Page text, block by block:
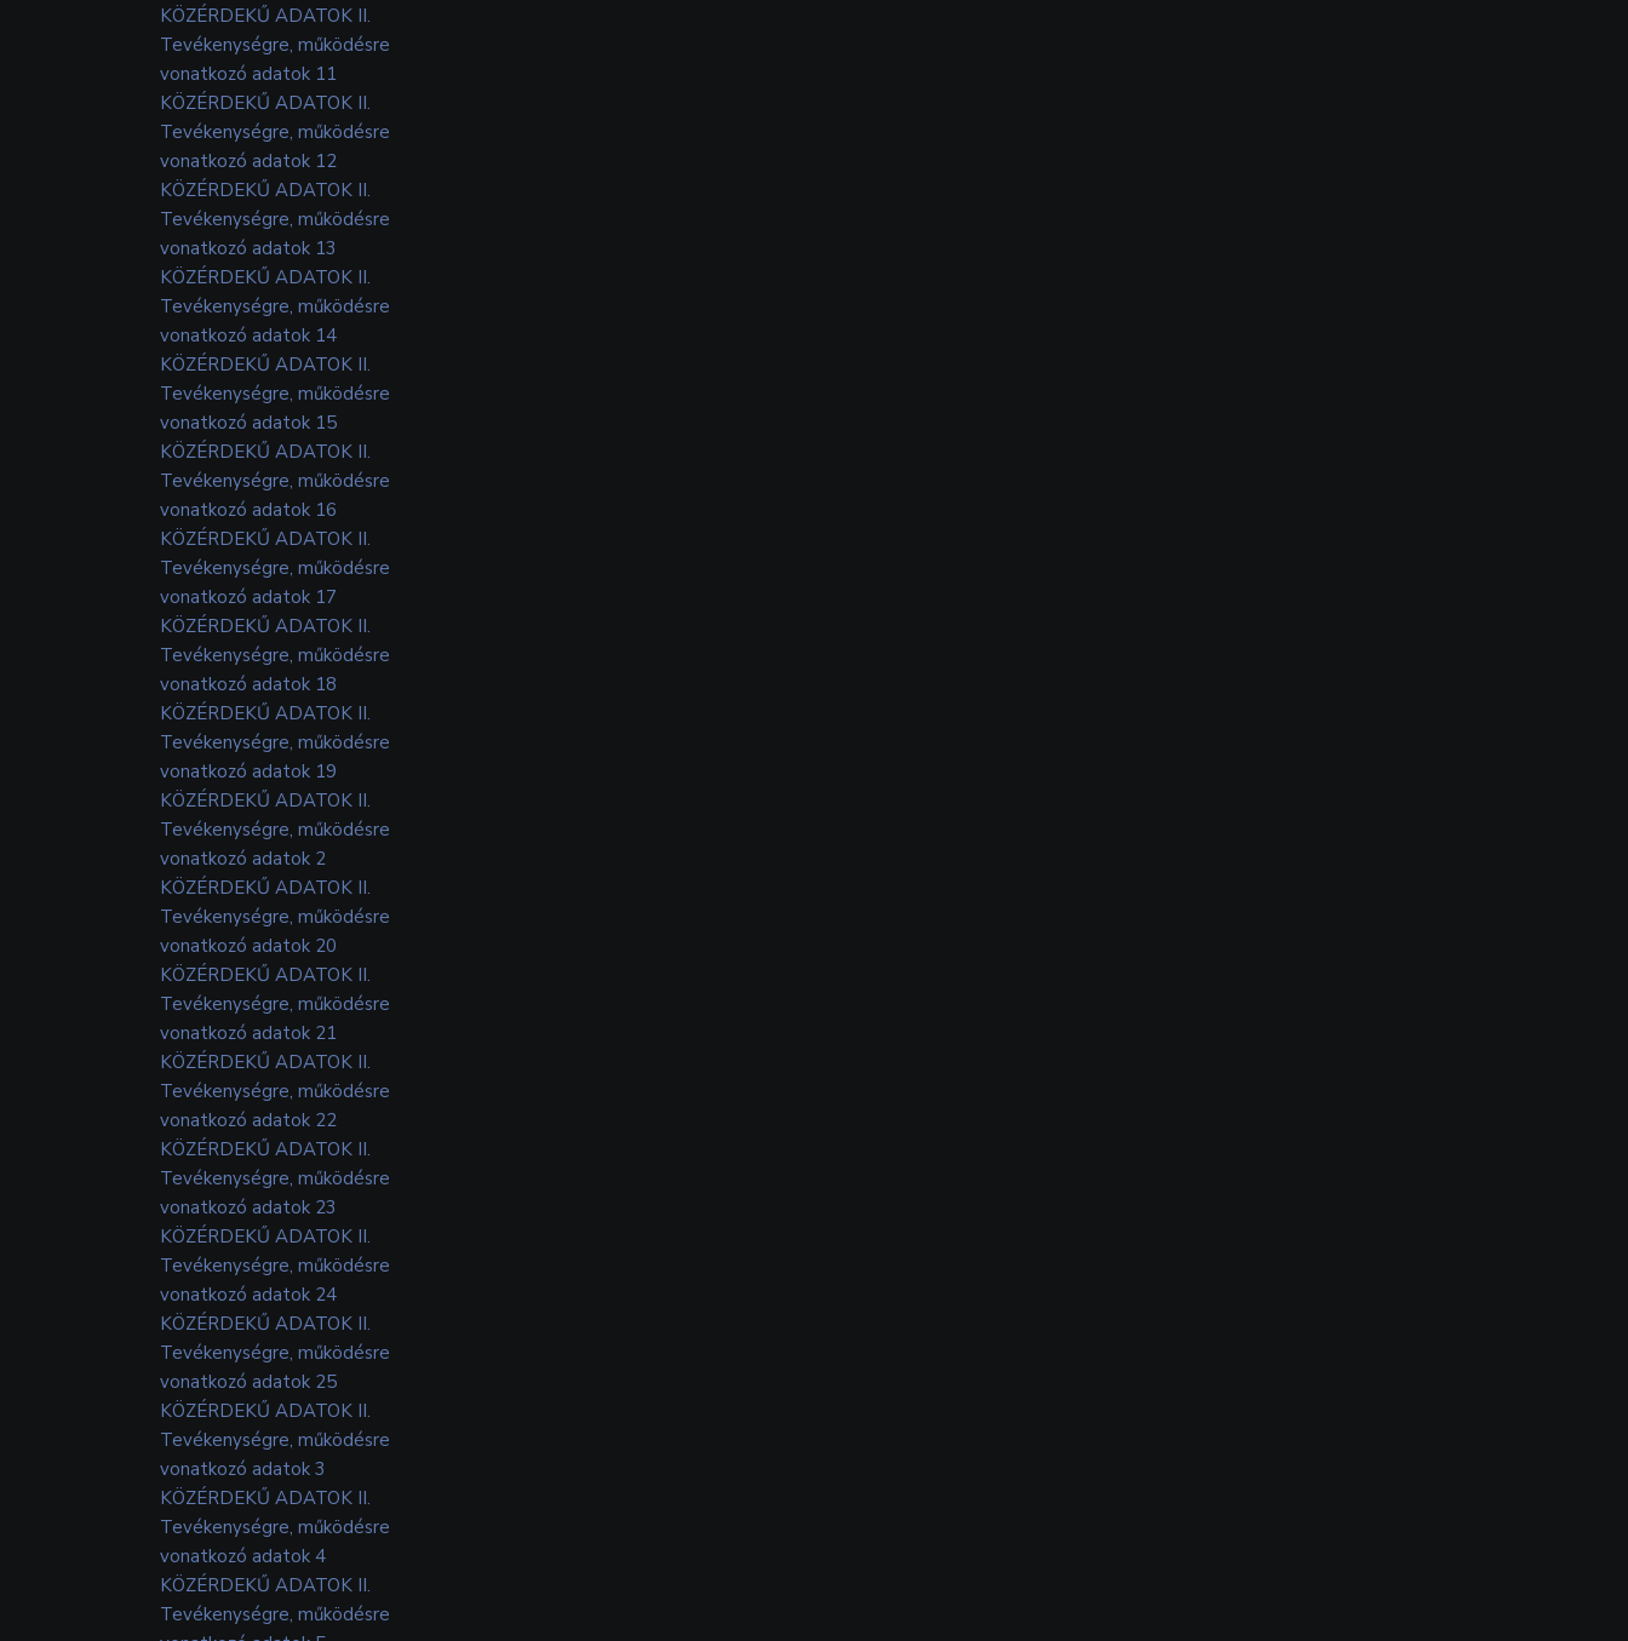
KÖZÉRDEKŰ ADATOK II.
Tevékenységre, működésre
vonatkozó adatok 11
KÖZÉRDEKŰ ADATOK II.
Tevékenységre, működésre
vonatkozó adatok 12
KÖZÉRDEKŰ ADATOK II.
Tevékenységre, működésre
vonatkozó adatok 13
KÖZÉRDEKŰ ADATOK II.
Tevékenységre, működésre
vonatkozó adatok 14
KÖZÉRDEKŰ ADATOK II.
Tevékenységre, működésre
vonatkozó adatok 15
KÖZÉRDEKŰ ADATOK II.
Tevékenységre, működésre
vonatkozó adatok 16
KÖZÉRDEKŰ ADATOK II.
Tevékenységre, működésre
vonatkozó adatok 17
KÖZÉRDEKŰ ADATOK II.
Tevékenységre, működésre
vonatkozó adatok 18
KÖZÉRDEKŰ ADATOK II.
Tevékenységre, működésre
vonatkozó adatok 19
KÖZÉRDEKŰ ADATOK II.
Tevékenységre, működésre
vonatkozó adatok 2
KÖZÉRDEKŰ ADATOK II.
Tevékenységre, működésre
vonatkozó adatok 20
KÖZÉRDEKŰ ADATOK II.
Tevékenységre, működésre
vonatkozó adatok 21
KÖZÉRDEKŰ ADATOK II.
Tevékenységre, működésre
vonatkozó adatok 22
KÖZÉRDEKŰ ADATOK II.
Tevékenységre, működésre
vonatkozó adatok 23
KÖZÉRDEKŰ ADATOK II.
Tevékenységre, működésre
vonatkozó adatok 24
KÖZÉRDEKŰ ADATOK II.
Tevékenységre, működésre
vonatkozó adatok 25
KÖZÉRDEKŰ ADATOK II.
Tevékenységre, működésre
vonatkozó adatok 3
KÖZÉRDEKŰ ADATOK II.
Tevékenységre, működésre
vonatkozó adatok 4
KÖZÉRDEKŰ ADATOK II.
Tevékenységre, működésre